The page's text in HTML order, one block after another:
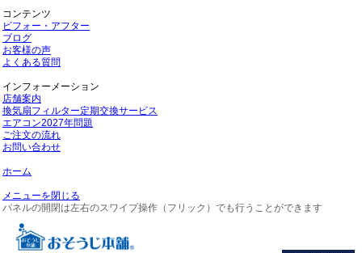
コンテンツ
ビフォー・アフター
ブログ
お客様の声
よくある質問
インフォーメーション
店舗案内
換気扇フィルター定期交換サービス
エアコン2027年問題
ご注文の流れ
お問い合わせ
ホーム
メニューを閉じる
パネルの開閉は左右のスワイプ操作（フリック）でも行うことができます